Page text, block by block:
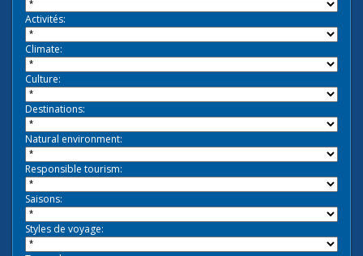
Activités:
Climate:
Culture:
Destinations:
Natural environment:
Responsible tourism:
Saisons:
Styles de voyage: